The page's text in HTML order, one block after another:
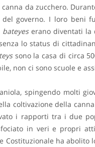
da zucchero.
governo. I loro beni
bateyeserano diventati la
lo status di
sono la casa di circa
non ci sono scuole e
spingendo molti
coltivazione della
i rapporti tra i due
in veri e propri
Costituzionale ha abolito